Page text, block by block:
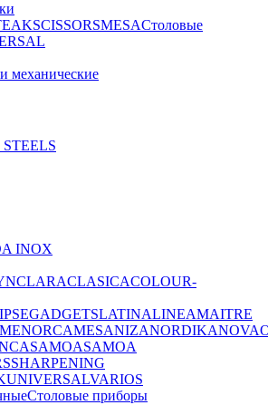
SCISSORSMESAСтоловые
механические
INOX
CLARACLASICACOLOUR-
GADGETSLATINALINEAMAITRE
MENORCAMESANIZANORDIKANOVA
SAMOASAMOA
SHARPENING
UNIVERSALVARIOS
Столовые приборы